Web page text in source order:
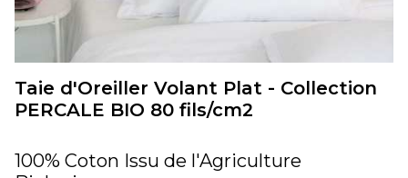
Taie d'Oreiller Volant Plat - Collection
PERCALE BIO 80 fils/cm2
100% Coton Issu de l'Agriculture